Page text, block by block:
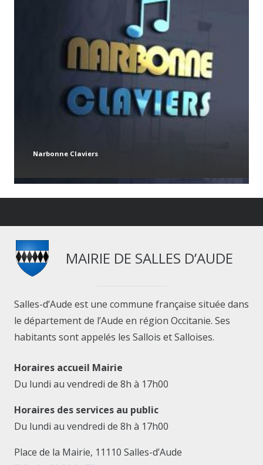
Narbonne Claviers
MAIRIE DE SALLES D’AUDE
Salles-d’Aude est une commune française située dans
le département de l’Aude en région Occitanie. Ses
habitants sont appelés les Sallois et Salloises.
Horaires accueil Mairie
Du lundi au vendredi de 8h à 17h00
Horaires des services au public
Du lundi au vendredi de 8h à 17h00
Place de la Mairie, 11110 Salles-d’Aude